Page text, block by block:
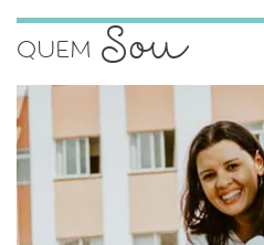
Quem Sou